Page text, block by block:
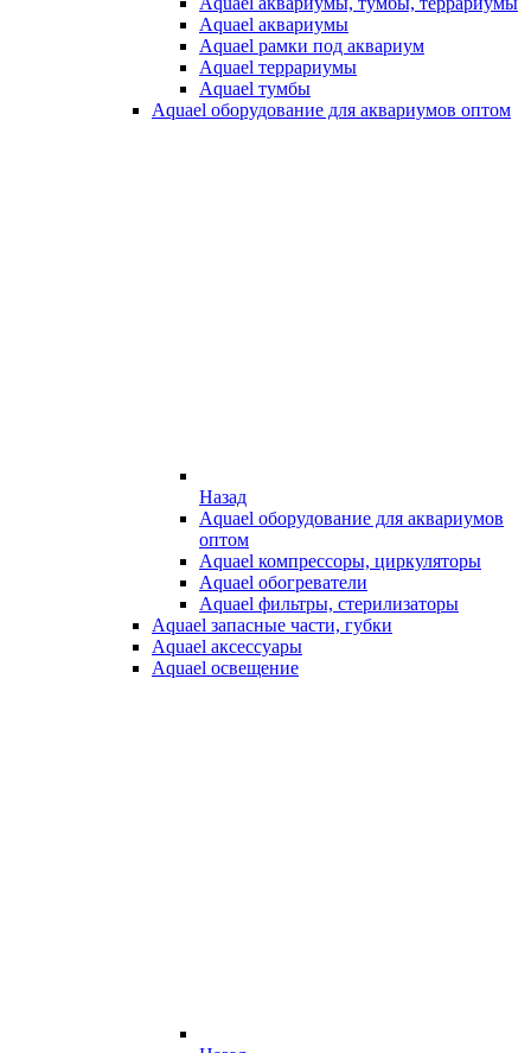
Aquael аквариумы
Aquael рамки под аквариум
Aquael террариумы
Aquael тумбы
Aquael оборудование для аквариумов оптом
Назад
Aquael оборудование для аквариумов
оптом
Aquael компрессоры, циркуляторы
Aquael обогреватели
Aquael фильтры, стерилизаторы
Aquael запасные части, губки
Aquael аксессуары
Aquael освещение